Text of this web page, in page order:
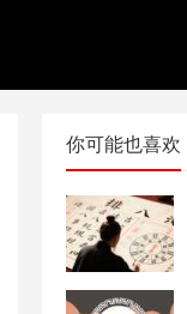
你可能也喜欢